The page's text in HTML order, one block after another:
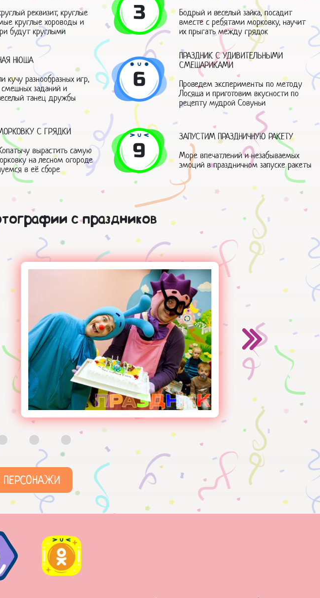
реквизит, круглые
круглые хороводы и
будут круглыми
3
Бодрый и веселый зайка, посадит
вместе с ребятами морковку, научит
их прыгать между грядок
НЮША
кучу разнообразных игр,
смешных заданий и
танец дружбы
6
ПРАЗДНИК С УДИВИТЕЛЬНЫМИ
СМЕШАРИКАМИ
Проведем эксперименты по методу
Лосяша и приготовим вкусности по
рецепту мудрой Совуньи
С ГРЯДКИ
вырастить самую
на лесном огороде
в её сборе
9
ЗАПУСТИМ ПРАЗДНИЧНУЮ РАКЕТУ
Море впечатлений и незабываемых
эмоций в праздничном запуске ракеты
с праздников
ПЕРСОНАЖИ